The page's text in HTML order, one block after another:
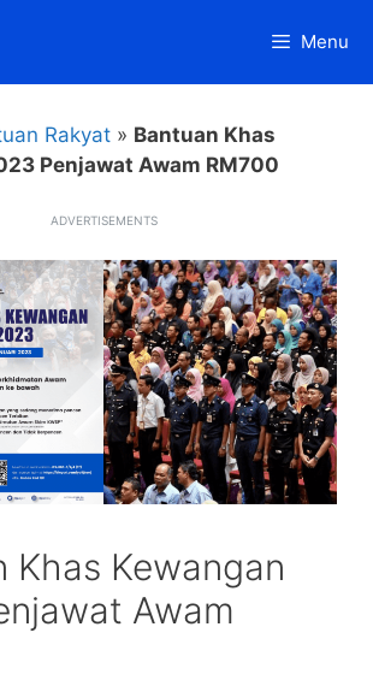
Menu
Rakyat » Bantuan Khas
Penjawat Awam RM700
ADVERTISEMENTS
Khas Kewangan
Awam